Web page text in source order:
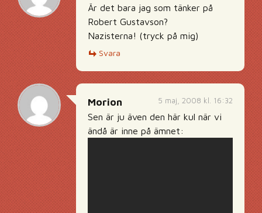
Är det bara jag som tänker på
Robert Gustavson?
Nazisterna! (tryck på mig)
Svara
5 maj, 2008 kl. 16:32
Morion
Sen är ju även den här kul när vi
ändå är inne på ämnet: